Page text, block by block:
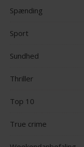
Spænding
Sport
Sundhed
Thriller
Top 10
True crime